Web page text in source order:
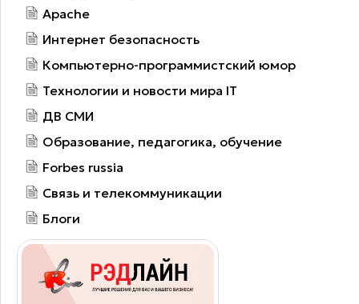
Apache
Интернет безопасность
Компьютерно-программистский юмор
Технологии и новости мира IT
ДВ СМИ
Образование, педагогика, обучение
Forbes russia
Связь и телекоммуникации
Блоги